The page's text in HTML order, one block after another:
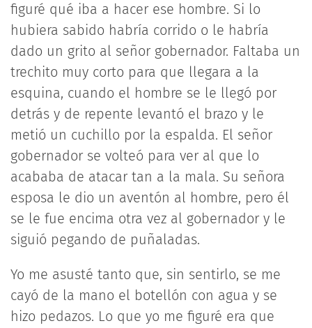
figuré qué iba a hacer ese hombre. Si lo
hubiera sabido habría corrido o le habría
dado un grito al señor gobernador. Faltaba un
trechito muy corto para que llegara a la
esquina, cuando el hombre se le llegó por
detrás y de repente levantó el brazo y le
metió un cuchillo por la espalda. El señor
gobernador se volteó para ver al que lo
acababa de atacar tan a la mala. Su señora
esposa le dio un aventón al hombre, pero él
se le fue encima otra vez al gobernador y le
siguió pegando de puñaladas.
Yo me asusté tanto que, sin sentirlo, se me
cayó de la mano el botellón con agua y se
hizo pedazos. Lo que yo me figuré era que